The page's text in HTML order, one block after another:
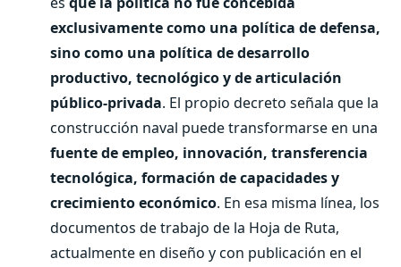
exclusivamente como una política de defensa,
sino como una política de desarrollo
productivo, tecnológico y de articulación
público-privada. El propio decreto señala que la
construcción naval puede transformarse en una
fuente de empleo, innovación, transferencia
tecnológica, formación de capacidades y
crecimiento económico. En esa misma línea, los
documentos de trabajo de la Hoja de Ruta,
actualmente en diseño y con publicación en el